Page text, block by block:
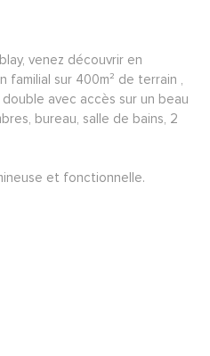
venez découvrir en
familial sur 400m² de terrain ,
avec accès sur un beau
bureau, salle de bains, 2
et fonctionnelle.